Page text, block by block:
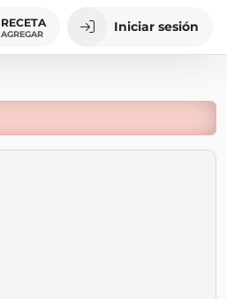
RECETA
AGREGAR Iniciar sesión